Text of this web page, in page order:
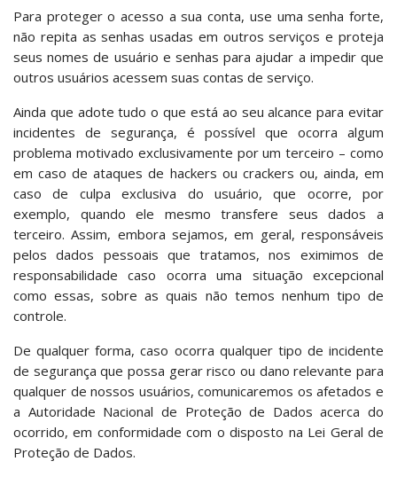
Para proteger o acesso a sua conta, use uma senha forte,
não repita as senhas usadas em outros serviços e proteja
seus nomes de usuário e senhas para ajudar a impedir que
outros usuários acessem suas contas de serviço.
Ainda que adote tudo o que está ao seu alcance para evitar
incidentes de segurança, é possível que ocorra algum
problema motivado exclusivamente por um terceiro – como
em caso de ataques de hackers ou crackers ou, ainda, em
caso de culpa exclusiva do usuário, que ocorre, por
exemplo, quando ele mesmo transfere seus dados a
terceiro. Assim, embora sejamos, em geral, responsáveis
pelos dados pessoais que tratamos, nos eximimos de
responsabilidade caso ocorra uma situação excepcional
como essas, sobre as quais não temos nenhum tipo de
controle.
De qualquer forma, caso ocorra qualquer tipo de incidente
de segurança que possa gerar risco ou dano relevante para
qualquer de nossos usuários, comunicaremos os afetados e
a Autoridade Nacional de Proteção de Dados acerca do
ocorrido, em conformidade com o disposto na Lei Geral de
Proteção de Dados.